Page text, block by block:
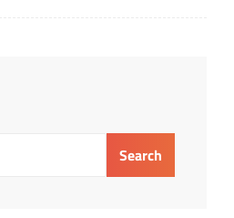
Search